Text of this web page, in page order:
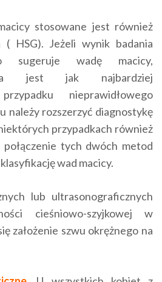
stosowane jest również
( HSG). Jeżeli wynik badania
sugeruje wadę macicy,
jest jak najbardziej
nieprawidłowego
należy rozszerzyć diagnostykę
przypadkach również
połączenie tych dwóch metod
wad macicy.
lub ultrasonograficznych
cieśniowo-szyjkowej w
założenie szwu okrężnego na